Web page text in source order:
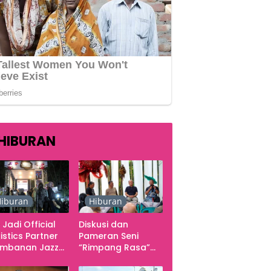
Jadi Official
Partner
Jazz
Hiburan
Diskusi dan
Pameran Seni
“Rimpang Rasa”